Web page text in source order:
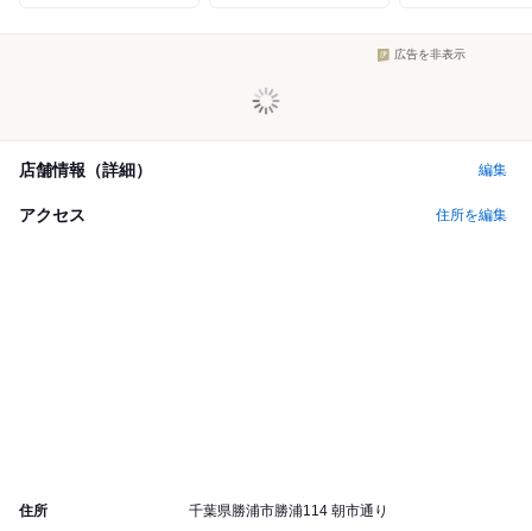
広告を非表示
店舗情報（詳細） 編集
アクセス 住所を編集
住所 千葉県勝浦市勝浦114 朝市通り